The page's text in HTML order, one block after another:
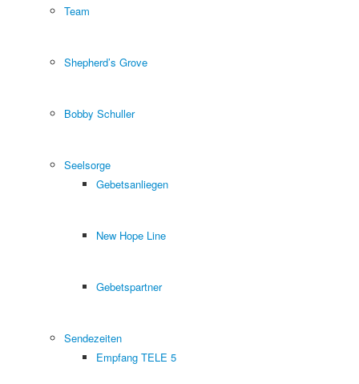
Team
Shepherd’s Grove
Bobby Schuller
Seelsorge
Gebetsanliegen
New Hope Line
Gebetspartner
Sendezeiten
Empfang TELE 5